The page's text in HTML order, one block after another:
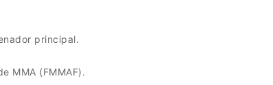
principal.
MMA (FMMAF).